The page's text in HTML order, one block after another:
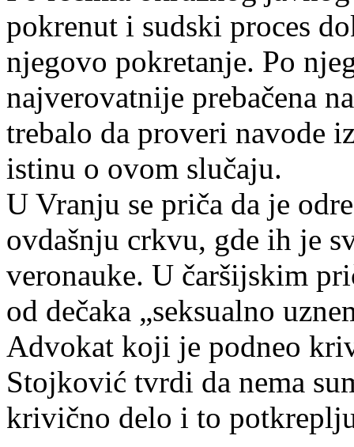
pokrenut i sudski proces
njegovo pokretanje. Po
najverovatnije prebačena
trebalo da proveri navode
istinu o ovom slučaju.
U Vranju se priča da je
ovdašnju crkvu, gde ih je
veronauke. U čaršijskim
od dečaka „seksualno
Advokat koji je podneo
Stojković tvrdi da nema
krivično delo i to